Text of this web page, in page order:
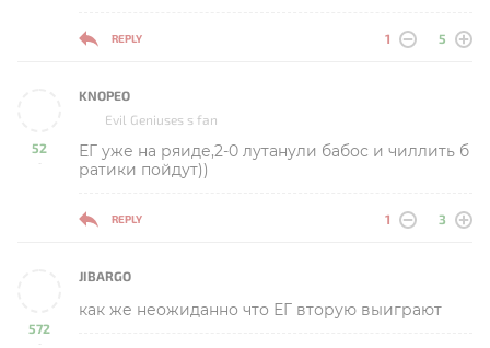
REPLY 1 5
52
-
KNOPEO
Evil Geniuses s fan
ЕГ уже на ряиде,2-0 лутанули бабос и чиллить б
ратики пойдут))
REPLY 1 3
572
-
JIBARGO
как же неожиданно что ЕГ вторую выиграют